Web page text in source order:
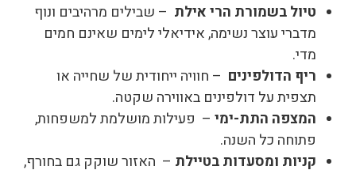
טיול בשמורת הרי אילת – שבילים מרהיבים ונוף
מדברי עוצר נשימה, אידיאלי לימים שאינם חמים
מדי.
ריף הדולפינים – חוויה ייחודית של שחייה או
תצפית על דולפינים באווירה שקטה.
המצפה התת-ימי – פעילות מושלמת למשפחות,
פתוחה כל השנה.
קניות ומסעדות בטיילת – האזור שוקק גם בחורף,